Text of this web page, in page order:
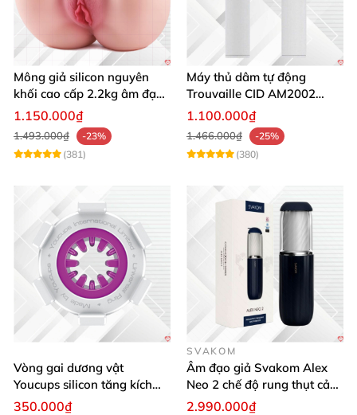
Mông giả silicon nguyên
khối cao cấp 2.2kg âm đạo
và hậu môn khít bót
1.150.000₫
1.493.000₫
-23%
(381)
Máy thủ dâm tự động
Trouvaille CID AM2002
tăng khoái cảm
1.100.000₫
1.466.000₫
-25%
(380)
Vòng gai dương vật
Youcups silicon tăng kích
thước cực mạnh
350.000₫
SVAKOM
Âm đạo giả Svakom Alex
Neo 2 chế độ rung thụt cảm
giác thật
2.990.000₫